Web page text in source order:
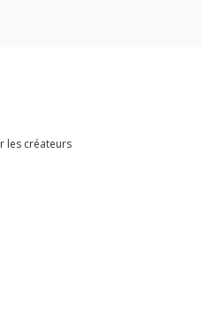
les créateurs